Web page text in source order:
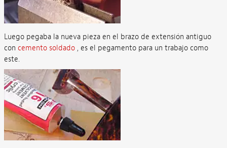
Luego pegaba la nueva pieza en el brazo de extensión antiguo
con cemento soldado, es el pegamento para un trabajo como
este.